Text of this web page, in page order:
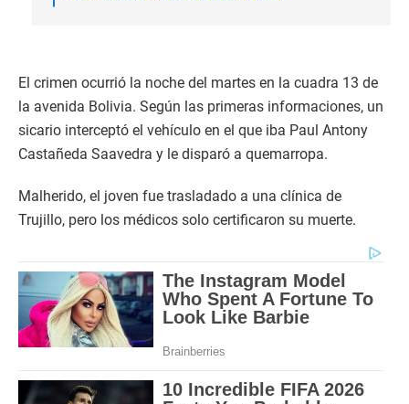
El crimen ocurrió la noche del martes en la cuadra 13 de
la avenida Bolivia. Según las primeras informaciones, un
sicario interceptó el vehículo en el que iba Paul Antony
Castañeda Saavedra y le disparó a quemarropa.
Malherido, el joven fue trasladado a una clínica de
Trujillo, pero los médicos solo certificaron su muerte.